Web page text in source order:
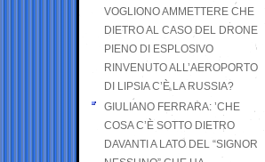
VOGLIONO AMMETTERE CHE
DIETRO AL CASO DEL DRONE
PIENO DI ESPLOSIVO
RINVENUTO ALL’AEROPORTO
DI LIPSIA C’È LA RUSSIA?
GIULIANO FERRARA: ’CHE
COSA C’È SOTTO DIETRO
DAVANTI A LATO DEL “SIGNOR